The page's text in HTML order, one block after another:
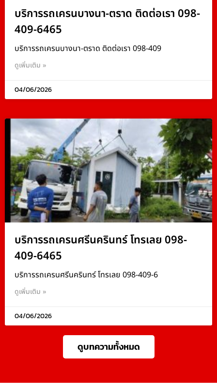
บริการรถเครนบางนา-ตราด ติดต่อเรา 098-
409-6465
บริการรถเครนบางนา-ตราด ติดต่อเรา 098-409
ดูเพิ่มเติม »
04/06/2026
บริการรถเครนศรีนครินทร์ โทรเลย 098-
409-6465
บริการรถเครนศรีนครินทร์ โทรเลย 098-409-6
ดูเพิ่มเติม »
04/06/2026
ดูบทความทั้งหมด